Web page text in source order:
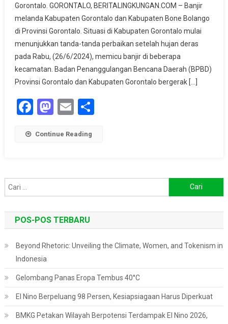
Kabupaten
Gorontalo
Mulai
Surut,
Bone
Bolango
Masih
Gorontalo. GORONTALO, BERITALINGKUNGAN.COM – Banjir
melanda Kabupaten Gorontalo dan Kabupaten Bone Bolango
di Provinsi Gorontalo. Situasi di Kabupaten Gorontalo mulai
menunjukkan tanda-tanda perbaikan setelah hujan deras
pada Rabu, (26/6/2024), memicu banjir di beberapa
kecamatan. Badan Penanggulangan Bencana Daerah (BPBD)
Provinsi Gorontalo dan Kabupaten Gorontalo bergerak […]
Facebook
Mastodon
EmailShare
Continue Reading
untuk:
POS-POS TERBARU
Beyond Rhetoric: Unveiling the Climate, Women, and Tokenism in
Indonesia
Gelombang Panas Eropa Tembus 40°C
El Nino Berpeluang 98 Persen, Kesiapsiagaan Harus Diperkuat
BMKG Petakan Wilayah Berpotensi Terdampak El Nino 2026,